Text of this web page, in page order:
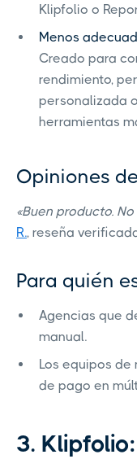
Klipfolio o
Menos
Creado para
rendimiento,
personalizada
herramientas
Opiniones
«Buen producto.
R., reseña
Para quién
Agencias que
manual.
Los equipos
de pago en
3.